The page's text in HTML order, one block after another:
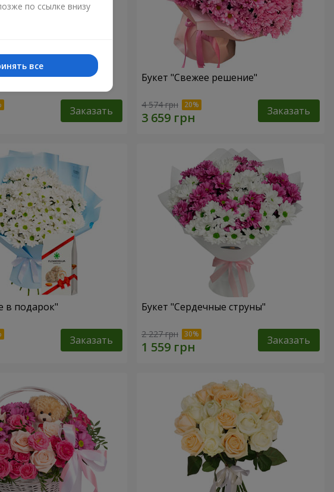
"Улыбнись!"
Заказать
Букет "Свежее решение"
4 574 грн Заказать
в подарок"
Заказать
Букет "Сердечные струны"
2 227 грн Заказать
по ссылке внизу
все